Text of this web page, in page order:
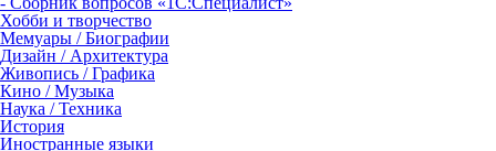
Хобби и творчество
Мемуары / Биографии
Дизайн / Архитектура
Живопись / Графика
Кино / Музыка
Наука / Техника
История
Иностранные языки